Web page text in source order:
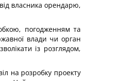
власника орендарю,
погодженням та
влади чи орган
із розглядом,
на розробку проекту